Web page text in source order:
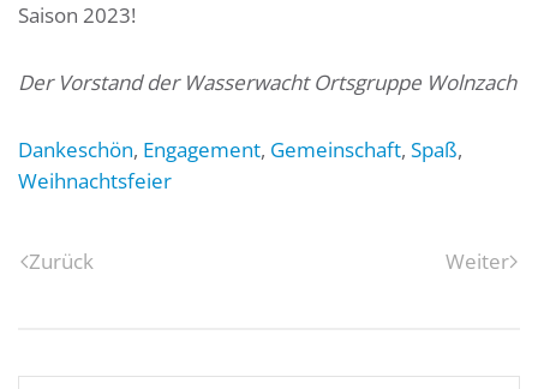
Saison 2023!
Der Vorstand der Wasserwacht Ortsgruppe Wolnzach
Dankeschön, Engagement, Gemeinschaft, Spaß,
Weihnachtsfeier
Zurück Weiter